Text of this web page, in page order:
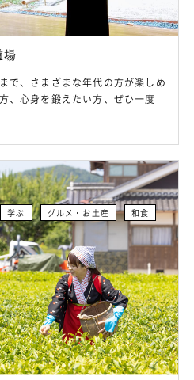
場
で、さまざまな年代の方が楽しめ
、心身を鍛えたい方、ぜひ一度
学ぶ グルメ・お土産 和食